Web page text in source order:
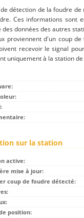
détection de la foudre
Ces informations sont
des données des autres
proviennent d'un coup
recevoir le signal
uniquement à la station de
sur la station
active:
mise à jour:
coup de foudre détecté:
position: